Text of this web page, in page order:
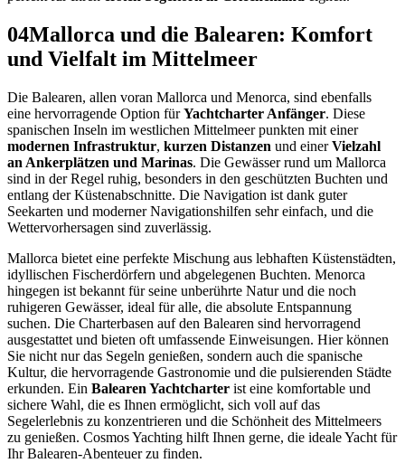
04Mallorca und die Balearen: Komfort
und Vielfalt im Mittelmeer
Die Balearen, allen voran Mallorca und Menorca, sind ebenfalls
eine hervorragende Option fürYachtcharter Anfänger. Diese
spanischen Inseln im westlichen Mittelmeer punkten mit einer
modernen Infrastruktur, kurzen Distanzen und einerVielzahl
an Ankerplätzen und Marinas. Die Gewässer rund um Mallorca
sind in der Regel ruhig, besonders in den geschützten Buchten und
entlang der Küstenabschnitte. Die Navigation ist dank guter
Seekarten und moderner Navigationshilfen sehr einfach, und die
Wettervorhersagen sind zuverlässig.
Mallorca bietet eine perfekte Mischung aus lebhaften Küstenstädten,
idyllischen Fischerdörfern und abgelegenen Buchten. Menorca
hingegen ist bekannt für seine unberührte Natur und die noch
ruhigeren Gewässer, ideal für alle, die absolute Entspannung
suchen. Die Charterbasen auf den Balearen sind hervorragend
ausgestattet und bieten oft umfassende Einweisungen. Hier können
Sie nicht nur das Segeln genießen, sondern auch die spanische
Kultur, die hervorragende Gastronomie und die pulsierenden Städte
erkunden. Ein Balearen Yachtcharter ist eine komfortable und
sichere Wahl, die es Ihnen ermöglicht, sich voll auf das
Segelerlebnis zu konzentrieren und die Schönheit des Mittelmeers
zu genießen. Cosmos Yachting hilft Ihnen gerne, die ideale Yacht für
Ihr Balearen-Abenteuer zu finden.